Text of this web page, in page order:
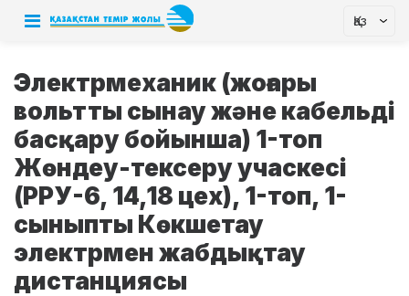
Қаз
Электрмеханик (жоғары
вольтты сынау және кабельді
басқару бойынша) 1-топ
Жөндеу-тексеру учаскесі
(РРУ-6, 14,18 цех), 1-топ, 1-
сыныпты Көкшетау
электрмен жабдықтау
дистанциясы